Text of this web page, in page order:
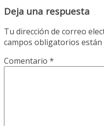
Deja una respuesta
Tu dirección de correo
campos obligatorios están
Comentario *